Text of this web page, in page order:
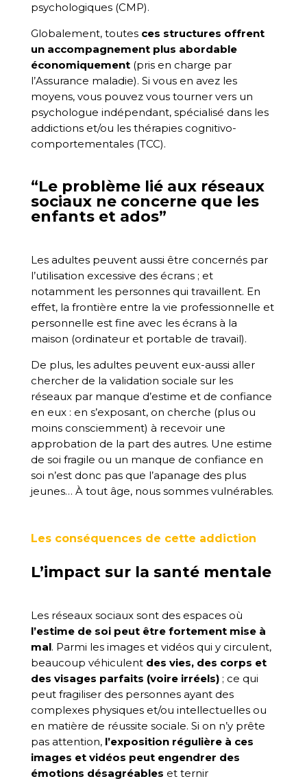
psychologiques (CMP).
Globalement, toutesces structures offrent
un accompagnement plus abordable
économiquement(pris en charge par
l’Assurance maladie). Si vous en avez les
moyens, vous pouvez vous tourner vers un
psychologue indépendant, spécialisé dans les
addictions et/ou les thérapies cognitivo-
comportementales (TCC).
“Le problème lié aux réseaux
sociaux ne concerne que les
enfants et ados”
Les adultes peuvent aussi être concernés par
l’utilisation excessive des écrans ; et
notamment les personnes qui travaillent. En
effet, la frontière entre la vie professionnelle et
personnelle est fine avec les écrans à la
maison (ordinateur et portable de travail).
De plus, les adultes peuvent eux-aussi aller
chercher de la validation sociale sur les
réseaux par manque d’estime et de confiance
en eux : en s’exposant, on cherche (plus ou
moins consciemment) à recevoir une
approbation de la part des autres. Une estime
de soi fragile ou un manque de confiance en
soi n’est donc pas que l’apanage des plus
jeunes… À tout âge, nous sommes vulnérables.
Les conséquences de cette addiction
L’impact sur la santé mentale
Les réseaux sociaux sont des espaces où
l’estime de soi peut être fortement mise à
mal. Parmi les images et vidéos qui y circulent,
beaucoup véhiculent des vies, des corps et
des visages parfaits (voire irréels); ce qui
peut fragiliser des personnes ayant des
complexes physiques et/ou intellectuelles ou
en matière de réussite sociale. Si on n’y prête
pas attention, l’exposition régulière à ces
images et vidéos peut engendrer des
émotions désagréables et ternir